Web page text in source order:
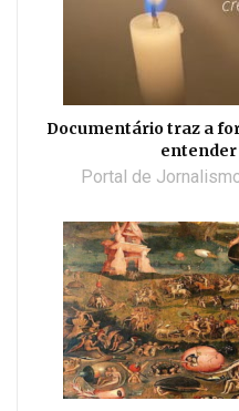
Documentário traz a
Portal de